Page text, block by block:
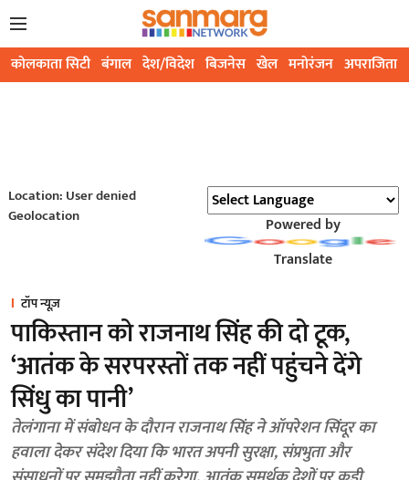
कोलकाता सिटी बंगाल देश/विदेश बिजनेस खेल मनोरंजन अपराजिता
Location: User denied
Geolocation
Powered by
Translate
टॉप न्यूज़
पाकिस्तान को राजनाथ सिंह की दो टूक,
‘आतंक के सरपरस्तों तक नहीं पहुंचने देंगे
सिंधु का पानी’
तेलंगाना में संबोधन के दौरान राजनाथ सिंह ने ऑपरेशन सिंदूर का
हवाला देकर संदेश दिया कि भारत अपनी सुरक्षा, संप्रभुता और